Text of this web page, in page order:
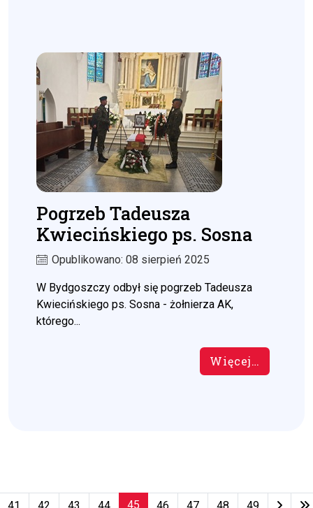
Pogrzeb Tadeusza
Kwiecińskiego ps. Sosna
Opublikowano: 08 sierpień 2025
W Bydgoszczy odbył się pogrzeb Tadeusza
Kwiecińskiego ps. Sosna - żołnierza AK,
którego...
Więcej…
45